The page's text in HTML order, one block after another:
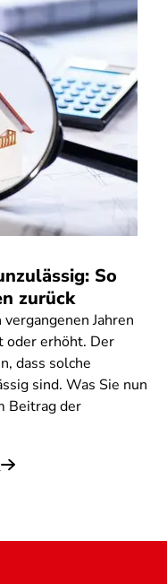
So
zurück
Jahren
oder erhöht. Der
dass solche
sind. Was Sie nun
Beitrag der